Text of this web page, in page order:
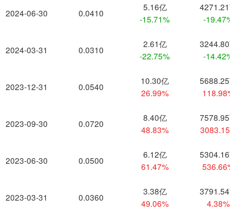
2024-06-30
2024-03-31
2023-12-31
2023-09-30
2023-06-30
2023-03-31
0.0410
5.16亿
-15.71%
-
0.0310
2.61亿
-22.75%
-
0.0540
10.30亿
26.99%
0.0720
8.40亿
48.83%
0.0500
6.12亿
61.47%
0.0360
3.38亿
49.06%
4.38%